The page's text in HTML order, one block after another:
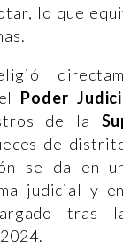
lo que
Poder
de la
de
se da en
judicial y
tras